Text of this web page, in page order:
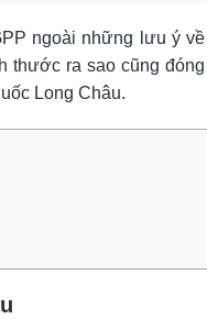
ngoài những lưu ý
thước ra sao cũng
Long Châu.